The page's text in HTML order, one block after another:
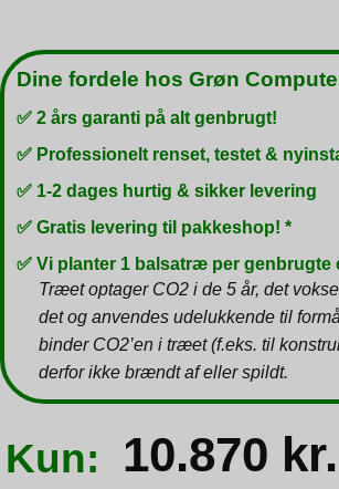
Dine fordele hos Grøn
✅ 2 års garanti på alt genbrugt!
✅ Professionelt renset, testet &
✅ 1-2 dages hurtig & sikker levering
✅ Gratis levering til pakkeshop! *
✅ Vi planter 1 balsatræ per genbrugte
Træet optager CO2 i de 5 år, det
det og anvendes udelukkende til
binder CO2’en i træet (f.eks. til
derfor ikke brændt af eller spildt.
Kun: 10.870 kr.